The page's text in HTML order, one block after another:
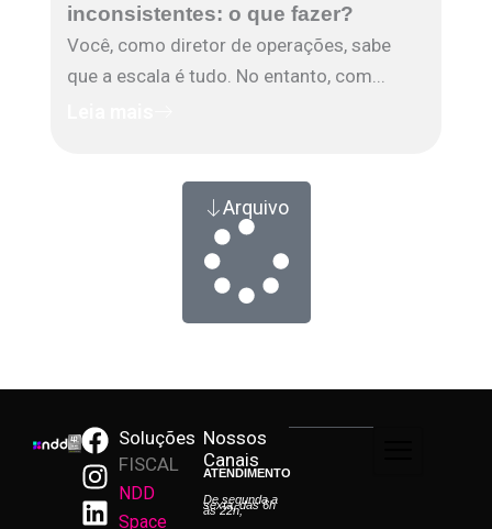
inconsistentes: o que fazer?
Você, como diretor de operações, sabe
que a escala é tudo. No entanto, com...
Arquivo
F
a
c
e
I
n
s
t
L
i
n
k
Y
o
u
t
Soluções
FISCAL
NDD
Space
Nossos
Canais
ATENDIMENTO
De segunda a
sexta, das 6h
às 22h;